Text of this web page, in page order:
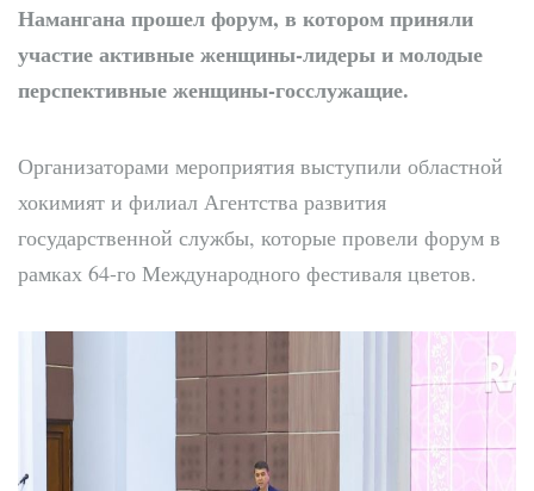
Намангана прошел форум, в котором приняли
участие активные женщины-лидеры и молодые
перспективные женщины-госслужащие.
Организаторами мероприятия выступили областной
хокимият и филиал Агентства развития
государственной службы, которые провели форум в
рамках 64-го Международного фестиваля цветов.